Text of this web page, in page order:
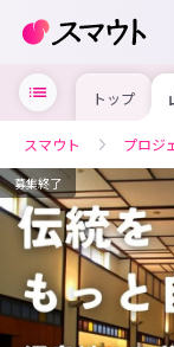
トップ
スマウト プロジ
募集終了